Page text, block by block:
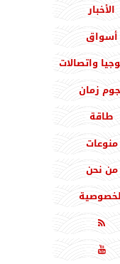
الأخبار
أسواق
واتصالات
زمان
طاقة
منوعات
من نحن

